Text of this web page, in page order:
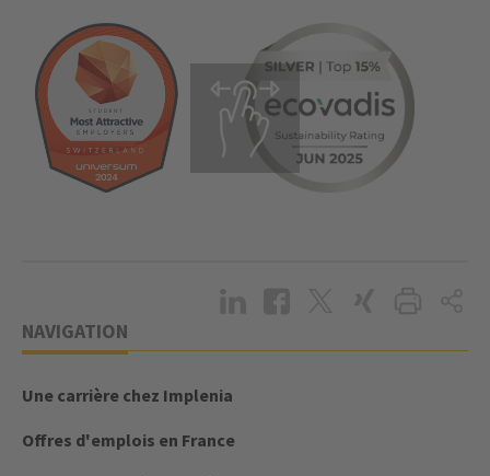
NAVIGATION
Une carrière chez Implenia
Offres d'emplois en France